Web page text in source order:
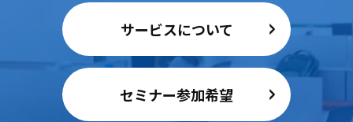
サービスについて
セミナー参加希望